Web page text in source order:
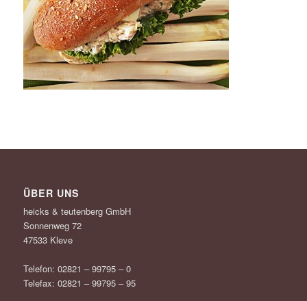
ÜBER UNS
heicks & teutenberg GmbH
Sonnenweg 72
47533 Kleve
Telefon: 02821 – 99795 – 0
Telefax: 02821 – 99795 – 95